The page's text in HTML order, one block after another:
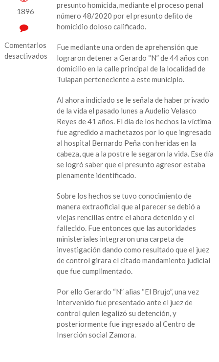
1896
Comentarios
desactivados
presunto homicida, mediante el proceso penal
número 48/2020 por el presunto delito de
homicidio doloso calificado.
Fue mediante una orden de aprehensión que
lograron detener a Gerardo “N” de 44 años con
domicilio en la calle principal de la localidad de
Tulapan perteneciente a este municipio.
Al ahora indiciado se le señala de haber privado
de la vida el pasado lunes a Audelio Velasco
Reyes de 41 años. El día de los hechos la víctima
fue agredido a machetazos por lo que ingresado
al hospital Bernardo Peña con heridas en la
cabeza, que a la postre le segaron la vida. Ese día
se logró saber que el presunto agresor estaba
plenamente identificado.
Sobre los hechos se tuvo conocimiento de
manera extraoficial que al parecer se debió a
viejas rencillas entre el ahora detenido y el
fallecido. Fue entonces que las autoridades
ministeriales integraron una carpeta de
investigación dando como resultado que el juez
de control girara el citado mandamiento judicial
que fue cumplimentado.
Por ello Gerardo “N” alias “El Brujo”, una vez
intervenido fue presentado ante el juez de
control quien legalizó su detención, y
posteriormente fue ingresado al Centro de
Inserción social Zamora.